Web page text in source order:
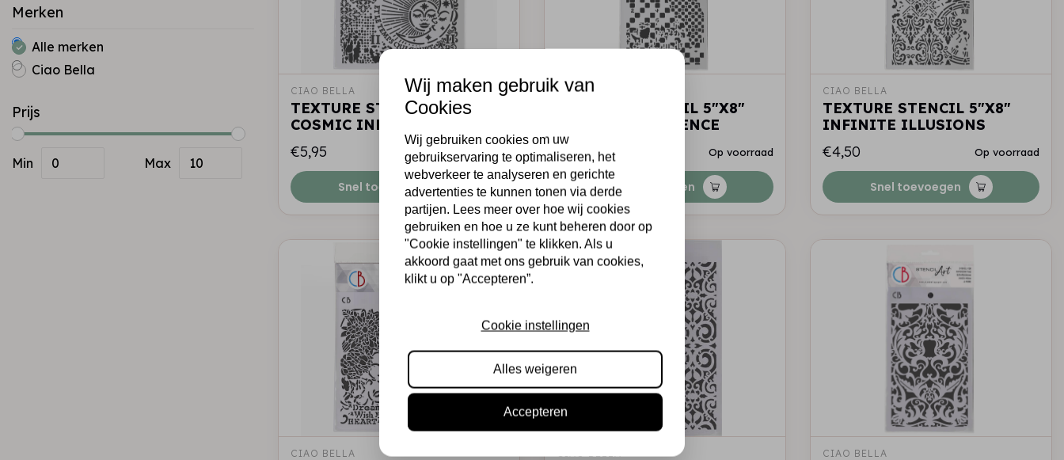
Merken
Alle merken
Ciao Bella
Prijs
Min Max
CIAO BELLA
TEXTURE STENCIL 8"X8"
COSMIC INFINITY
€5,95
Op voorraad
Snel toevoegen
CIAO BELLA
TEXTURE STENCIL 5"X8"
ENIGMATIC ESSENCE
€4,50
Op voorraad
Snel toevoegen
CIAO BELLA
TEXTURE STENCIL 5"X8"
INFINITE ILLUSIONS
€4,50
Op voorraad
Snel toevoegen
CIAO BELLA CIAO BELLA CIAO BELLA
Wij maken gebruik van
Cookies
Wij gebruiken cookies om uw
gebruikservaring te optimaliseren, het
webverkeer te analyseren en gerichte
advertenties te kunnen tonen via derde
partijen. Lees meer over hoe wij cookies
gebruiken en hoe u ze kunt beheren door op
"Cookie instellingen" te klikken. Als u
akkoord gaat met ons gebruik van cookies,
klikt u op "Accepteren”.
Cookie instellingen
Alles weigeren
Accepteren